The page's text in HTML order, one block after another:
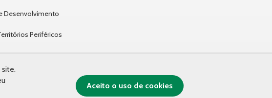
Desenvolvimento
Periféricos
site.
Aceito o uso de cookies